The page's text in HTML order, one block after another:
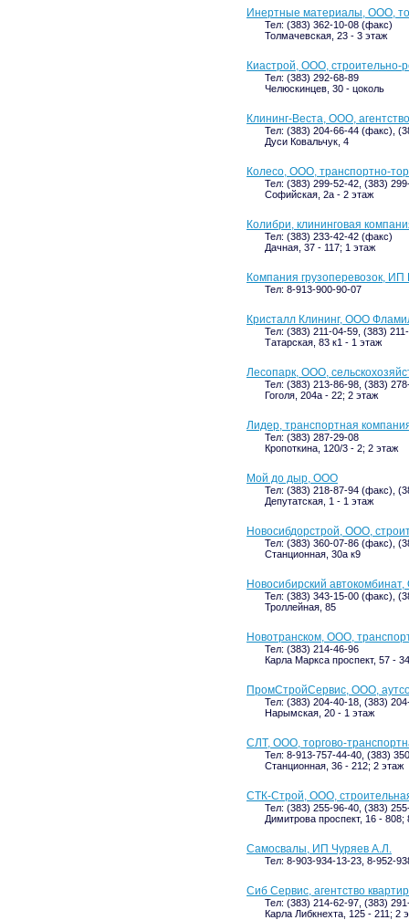
Инертные материалы, ООО,
Тел: (383) 362-10-08 (факс)
Толмачевская, 23 - 3 этаж
Киастрой, ООО, строительно-
Тел: (383) 292-68-89
Челюскинцев, 30 - цоколь
Клининг-Веста, ООО,
Тел: (383) 204-66-44 (факс),
Дуси Ковальчук, 4
Колесо, ООО, транспортно-
Тел: (383) 299-52-42, (383)
Софийская, 2а - 2 этаж
Колибри, клининговая
Тел: (383) 233-42-42 (факс)
Дачная, 37 - 117; 1 этаж
Компания грузоперевозок,
Тел: 8-913-900-90-07
Кристалл Клининг, ООО
Тел: (383) 211-04-59, (383)
Татарская, 83 к1 - 1 этаж
Лесопарк, ООО,
Тел: (383) 213-86-98, (383)
Гоголя, 204а - 22; 2 этаж
Лидер, транспортная
Тел: (383) 287-29-08
Кропоткина, 120/3 - 2; 2 этаж
Мой до дыр, ООО
Тел: (383) 218-87-94 (факс),
Депутатская, 1 - 1 этаж
Новосибдорстрой, ООО,
Тел: (383) 360-07-86 (факс),
Станционная, 30а к9
Новосибирский
Тел: (383) 343-15-00 (факс),
Троллейная, 85
Новотранском, ООО,
Тел: (383) 214-46-96
Карла Маркса проспект, 57 -
ПромСтройСервис, ООО,
Тел: (383) 204-40-18, (383)
Нарымская, 20 - 1 этаж
СЛТ, ООО, торгово-
Тел: 8-913-757-44-40, (383)
Станционная, 36 - 212; 2 этаж
СТК-Строй, ООО,
Тел: (383) 255-96-40, (383)
Димитрова проспект, 16 - 808;
Самосвалы, ИП Чуряев А.Л.
Тел: 8-903-934-13-23, 8-952-
Сиб Сервис, агентство
Тел: (383) 214-62-97, (383)
Карла Либкнехта, 125 - 211; 2